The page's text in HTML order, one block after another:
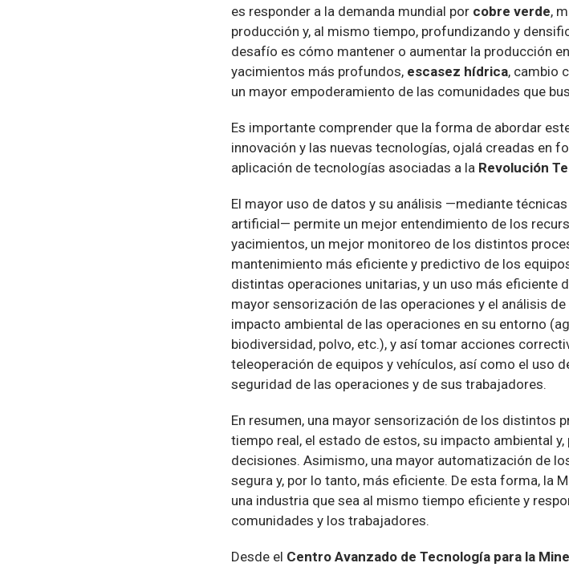
es responder a la demanda mundial por cobre verde,
producción y, al mismo tiempo, profundizando y
desafío es cómo mantener o aumentar la producción
yacimientos más profundos, escasez hídrica, cambio
un mayor empoderamiento de las comunidades que
Es importante comprender que la forma de abordar
innovación y las nuevas tecnologías, ojalá creadas en
aplicación de tecnologías asociadas a la Revolución
El mayor uso de datos y su análisis —mediante
artificial— permite un mejor entendimiento de los
yacimientos, un mejor monitoreo de los distintos
mantenimiento más eficiente y predictivo de los
distintas operaciones unitarias, y un uso más eficiente
mayor sensorización de las operaciones y el análisis
impacto ambiental de las operaciones en su entorno
biodiversidad, polvo, etc.), y así tomar acciones
teleoperación de equipos y vehículos, así como el uso
seguridad de las operaciones y de sus trabajadores.
En resumen, una mayor sensorización de los distintos
tiempo real, el estado de estos, su impacto ambiental
decisiones. Asimismo, una mayor automatización de
segura y, por lo tanto, más eficiente. De esta forma, la
una industria que sea al mismo tiempo eficiente y
comunidades y los trabajadores.
Desde el Centro Avanzado de Tecnología para la